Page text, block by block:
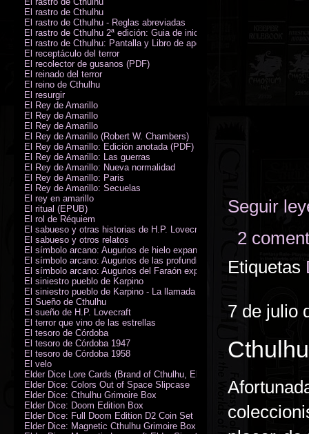
Seguir
2
Etiquetas
7 de julio
El rastro de Cthulhu
El rastro de Cthulhu - Reglas abreviadas
El rastro de Cthulhu 2ª edición: Guia de inicio (PDF)
El rastro de Cthulhu: Pantalla y Libro de apoyo del Guardián
El receptáculo del terror
El recolector de gusanos (PDF)
El reinado del terror
El reino de Cthulhu
El resurgir
El Rey de Amarillo
El Rey de Amarillo
El Rey de Amarillo
El Rey de Amarillo (Robert W. Chambers)
El Rey de Amarillo: Edición anotada (PDF)
El Rey de Amarillo: Las guerras
El Rey de Amarillo: Nueva normalidad
El Rey de Amarillo: Paris
El Rey de Amarillo: Secuelas
El rey en amarillo
El ritual (EPUB)
El rol de Réquiem
El sabueso y otras historias de H.P. Lovecraft
El sabueso y otros relatos
El símbolo arcano: Augurios de hielo expansión
El símbolo arcano: Augurios de las profundidades expansión
El símbolo arcano: Augurios del Faraón expansión
El siniestro pueblo de Karpino
El siniestro pueblo de Karpino - La llamada de Cthulhu
El Sueño de Cthulhu
El sueño de H.P. Lovecraft
El terror que vino de las estrellas
El tesoro de Córdoba
El tesoro de Córdoba 1947
El tesoro de Córdoba 1958
El velo
Elder Dice Lore Cards (Brand of Cthulhu, Elder Sign, Astral Elder Sign)
Elder Dice: Colors Out of Space Slipcase
Elder Dice: Cthulhu Grimoire Box
Elder Dice: Doom Edition Box
Elder Dice: Full Doom Edition D2 Coin Set
Elder Dice: Magnetic Cthulhu Grimoire Box